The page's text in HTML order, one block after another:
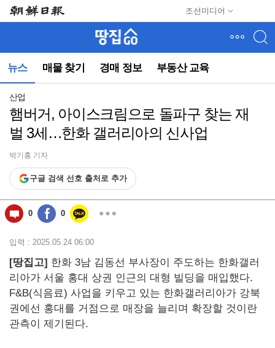
조선미디어
뉴스 매물 찾기 경매 정보 부동산 교육
뉴
(컨
동)
산업
햄버거, 아이스크림으로 돌파구 찾는 재
벌 3세…한화 갤러리아의 신사업
박기홍 기자
구글 검색 선호 출처로 추가
0 0
입력 : 2025.05.24 06:00
[땅집고] 한화 3남 김동선 부사장이 주도하는 한화갤러
리아가 서울 홍대 상권 인근의 대형 빌딩을 매입했다.
F&B(식음료) 사업을 키우고 있는 한화갤러리아가 강북
권에선 홍대를 거점으로 매장을 늘리며 확장할 것이란
관측이 제기된다.